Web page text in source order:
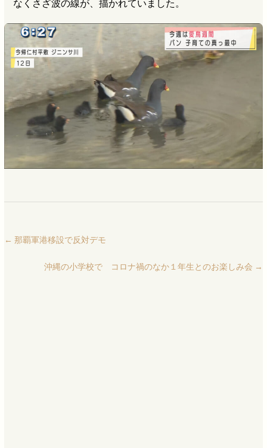
なくさざ波の線が、描かれていました。
← 那覇軍港移設で反対デモ
沖縄の小学校で コロナ禍のなか１年生とのお楽しみ会 →